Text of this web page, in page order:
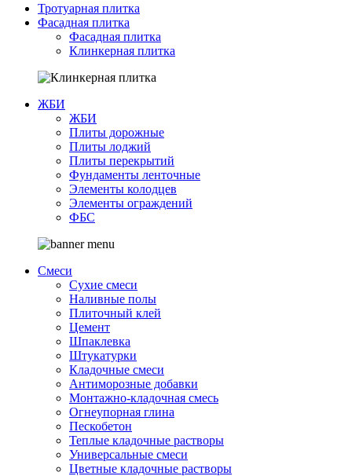
Тротуарная плитка
Фасадная плитка
Фасадная плитка
Клинкерная плитка
ЖБИ
ЖБИ
Плиты дорожные
Плиты лоджий
Плиты перекрытий
Фундаменты ленточные
Элементы колодцев
Элементы ограждений
ФБС
Смеси
Сухие смеси
Наливные полы
Плиточный клей
Цемент
Шпаклевка
Штукатурки
Кладочные смеси
Антиморозные добавки
Монтажно-кладочная смесь
Огнеупорная глина
Пескобетон
Теплые кладочные растворы
Универсальные смеси
Цветные кладочные растворы